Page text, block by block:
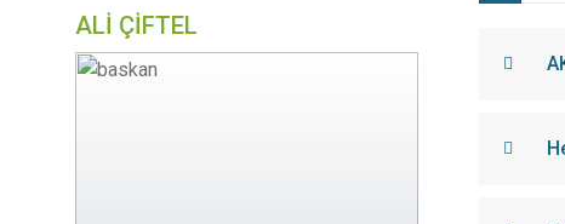
ALİ ÇİFTEL